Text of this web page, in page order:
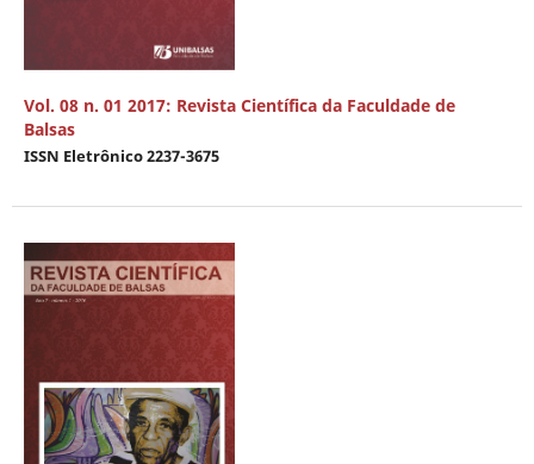
Vol. 08 n. 01 2017: Revista Científica da Faculdade de
Balsas
ISSN Eletrônico 2237-3675